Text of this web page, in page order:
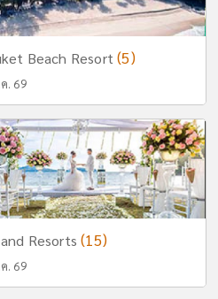
Beach Resort(5)
. 69
Resorts(15)
. 69